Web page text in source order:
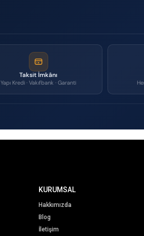
Taksit İmkânı
Yapı Kredi · Vakıfbank · Garanti
KURUMSAL
Hakkımızda
Blog
İletişim